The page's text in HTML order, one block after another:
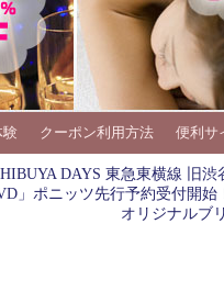
験 クーポン利用方法 便利サ
DAYS 東急東横線 旧
」ポニッツ先行予約受付開始
オリジナルブ